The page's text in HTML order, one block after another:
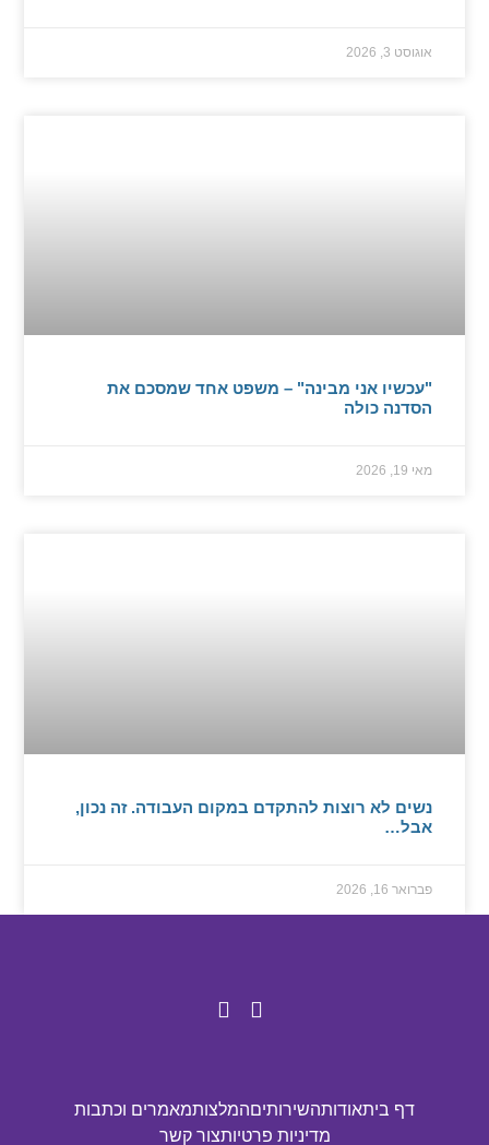
אוגוסט 3, 2026
"עכשיו אני מבינה" – משפט אחד שמסכם את
הסדנה כולה
מאי 19, 2026
נשים לא רוצות להתקדם במקום העבודה. זה נכון,
אבל…
פברואר 16, 2026
דף ביתאודותהשירותיםהמלצותמאמרים וכתבות
מדיניות פרטיותצור קשר